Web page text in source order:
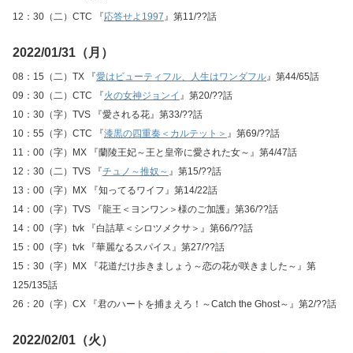
12：30（二）CTC 『応答せよ1997』第11/??話
2022/01/31（月）
08：15（二）TX 『愛はビューティフル、人生はワンダフル』第44/65話
09：30（二）CTC 『火の女神ジョンイ 』第20/??話
10：30（字）TVS 『愛される花』第33/??話
10：55（字）CTC 『漆黒の四重奏＜カルテット＞ 』第69/??話
11：00（字）MX 『蘭陵王妃～王と皇帝に愛された女～』第4/47話
12：30（二）TVS 『チュノ～推奴～ 』第15/??話
13：00（字）MX 『知ってるワイフ』第14/22話
14：00（字）TVS 『龍王＜ヨンワン＞様のご加護』第36/??話
14：00（字）tvk 『白詰草＜シロツメクサ＞』第66/??話
15：00（字）tvk 『華麗なるスパイス』第27/??話
15：30（字）MX 『花道だけ歩きましょう～恋の花が咲きました～』第
125/135話
26：20（字）CX 『君のハートを捕まえろ！～Catch the Ghost～』第2/??話
2022/02/01（火）